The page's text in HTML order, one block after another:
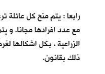
رابعا : يتم منح كل عائلة
مع عدد افرادها مجانا. و
الزراعية ، بكل اشكالها
ذلك بقانون.